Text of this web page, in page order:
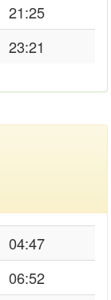
21:25
23:21
04:47
06:52